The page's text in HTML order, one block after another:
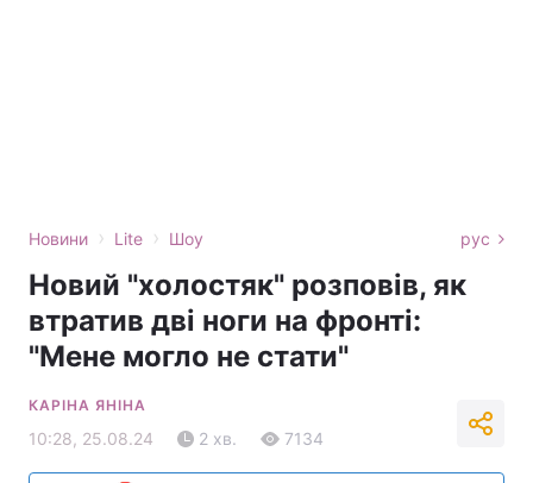
Новини › Lite › Шоу рус
Новий "холостяк" розповів, як
втратив дві ноги на фронті:
"Мене могло не стати"
КАРІНА ЯНІНА
10:28, 25.08.24 2 хв. 7134